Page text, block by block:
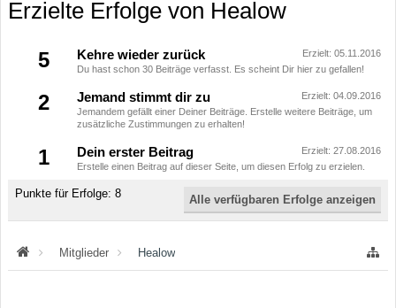
Erzielte Erfolge von Healow
5 Erzielt: 05.11.2016
Kehre wieder zurück
Du hast schon 30 Beiträge verfasst. Es scheint Dir hier zu gefallen!
2 Erzielt: 04.09.2016
Jemand stimmt dir zu
Jemandem gefällt einer Deiner Beiträge. Erstelle weitere Beiträge, um
zusätzliche Zustimmungen zu erhalten!
1 Erzielt: 27.08.2016
Dein erster Beitrag
Erstelle einen Beitrag auf dieser Seite, um diesen Erfolg zu erzielen.
Punkte für Erfolge: 8 Alle verfügbaren Erfolge anzeigen
Mitglieder Healow